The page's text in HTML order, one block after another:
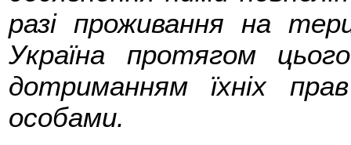
разі проживання на
Україна протягом
дотриманням їхніх
особами.